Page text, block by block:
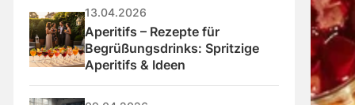
13.04.2026
Aperitifs – Rezepte für
Begrüßungsdrinks: Spritzige
Aperitifs & Ideen